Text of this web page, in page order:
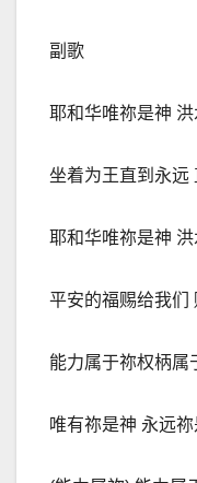
副歌
耶和华唯祢是神
坐着为王直到永远
耶和华唯祢是神
平安的福赐给我们
能力属于祢权柄属
唯有祢是神 永远祢